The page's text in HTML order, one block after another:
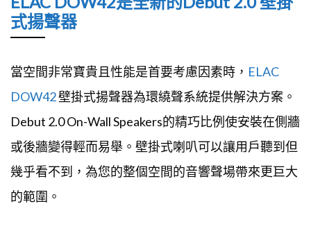
式揚聲器
當空間非常寶貴且性能是首要考慮因素時， ELAC
DOW42壁掛式揚聲器為環繞聲系統提供解決方案。
Debut 2.0 On-Wall Speakers的精巧比例使安裝在側牆
或後牆變得輕而易舉。壁掛式喇叭可以讓用戶聽到但
幾乎看不到，為您的整個空間的音響聲場帶來更巨大
的範圍。